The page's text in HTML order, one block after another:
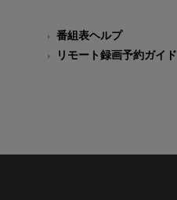
番組表ヘルプ
リモート録画予約ガイド